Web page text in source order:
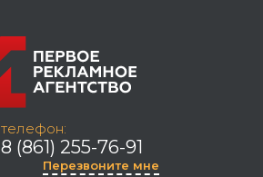
телефон:
8 (861) 255-76-91
Перезвоните мне